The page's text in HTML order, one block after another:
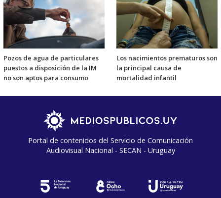
Pozos de agua de particulares
puestos a disposición de la IM
no son aptos para consumo
Los nacimientos prematuros son
la principal causa de
mortalidad infantil
Portal de contenidos del Servicio de Comunicación
Audiovisual Nacional - SECAN - Uruguay